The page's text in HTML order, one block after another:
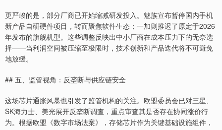
更严峻的是，部分厂商已开始缩减研发投入。魅族宣布暂停国内手机
新产品自研硬件项目，转而聚焦软件生态；一加则推迟了原定于2026
年发布的旗舰机型。这些调整反映出中小厂商在成本压力下的无奈选
择——当利润空间被压缩至极限时，技术创新和产品迭代将不可避免
地放缓。
## 五、监管视角：反垄断与供应链安全
这场芯片通胀风暴也引发了监管机构的关注。欧盟委员会已对三星、
SK海力士、美光展开反垄断调查，重点审查其是否存在协同涨价行
为。根据欧盟《数字市场法案》，存储芯片作为关键基础设施组件，